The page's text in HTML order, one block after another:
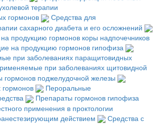
терапии
гормонов
Средства для
сахарного диабета и его осложнений
продукцию гормонов коры надпочечников
на продукцию гормонов гипофиза
при заболеваниях паращитовидных
при заболеваниях щитовидной
гормонов поджелудочной железы
гормонов
Пероральные
Препараты гормонов гипофиза
применения в проктологии
действием
Средства с